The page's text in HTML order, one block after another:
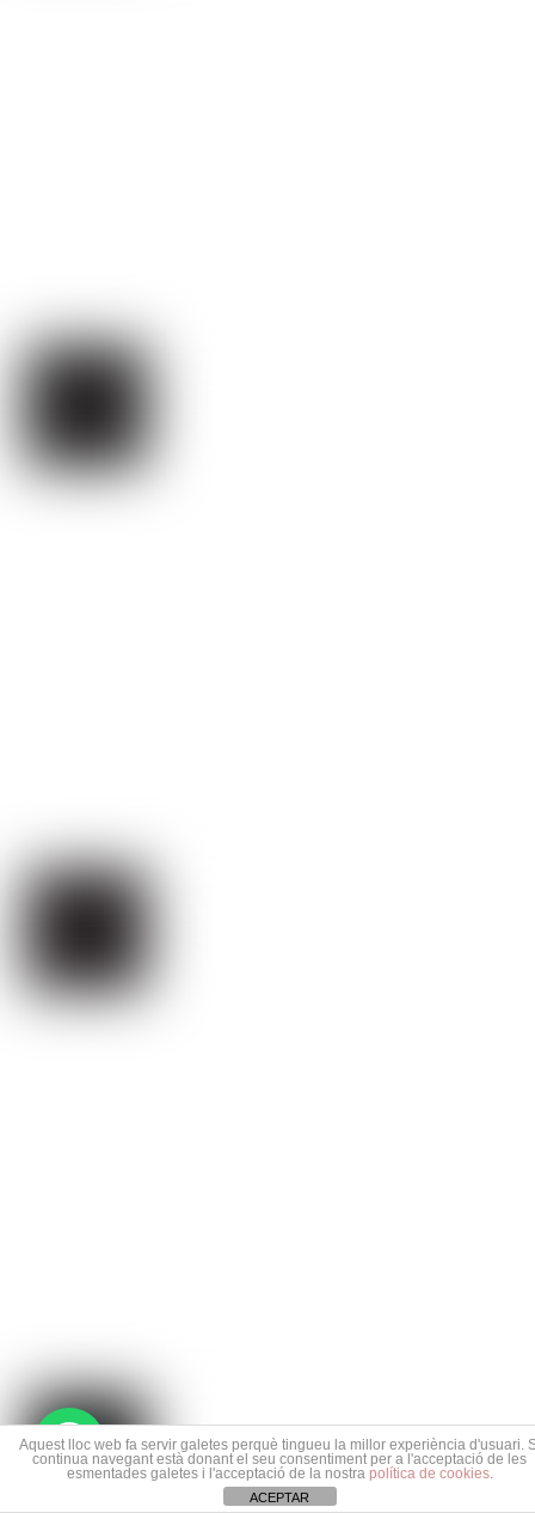
Aquest lloc web fa servir galetes perquè tingueu la millor experiència d'usuari.
continua navegant està donant el seu consentiment per a l'acceptació de les
esmentades galetes i l'acceptació de la nostra política de cookies.
ACEPTAR
1